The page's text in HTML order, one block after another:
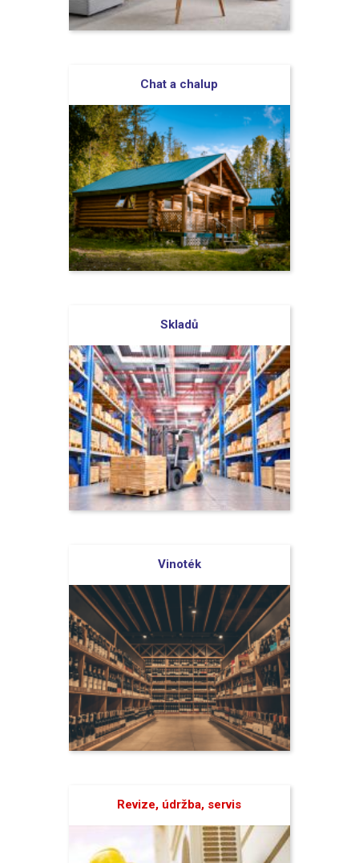
Chat a chalup
Skladů
Vinoték
Revize, údržba, servis